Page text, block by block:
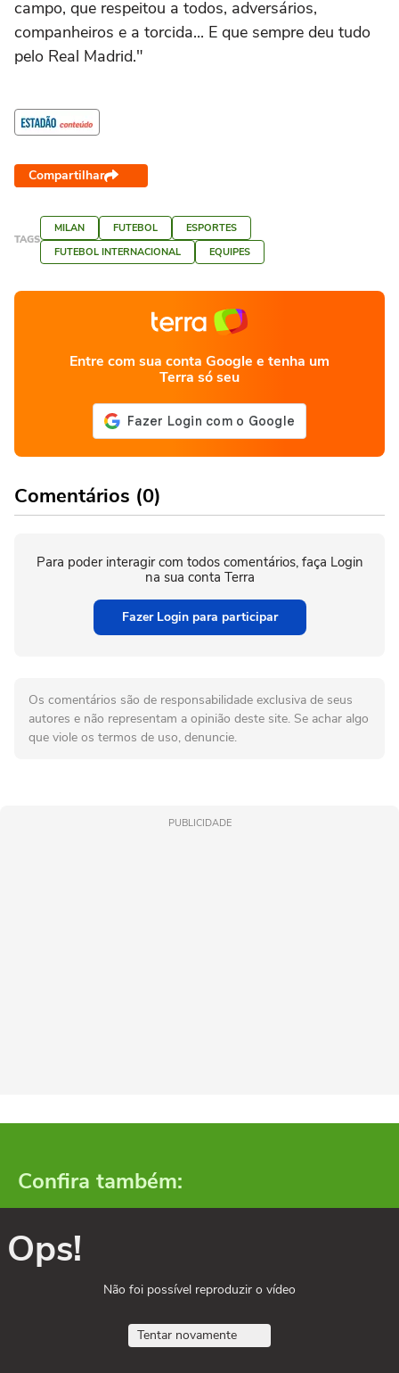
campo, que respeitou a todos, adversários,
companheiros e a torcida... E que sempre deu tudo
pelo Real Madrid."
Compartilhar
TAGS
MILAN FUTEBOL
ESPORTES
FUTEBOL INTERNACIONAL
EQUIPES
Entre com sua conta Google e tenha um
Terra só seu
Comentários (0)
Para poder interagir com todos comentários, faça Login
na sua conta Terra
Fazer Login para participar
Os comentários são de responsabilidade exclusiva de seus
autores e não representam a opinião deste site. Se achar algo
que viole os termos de uso, denuncie.
PUBLICIDADE
Confira também:
Ops!
Não foi possível reproduzir o vídeo
Tentar novamente